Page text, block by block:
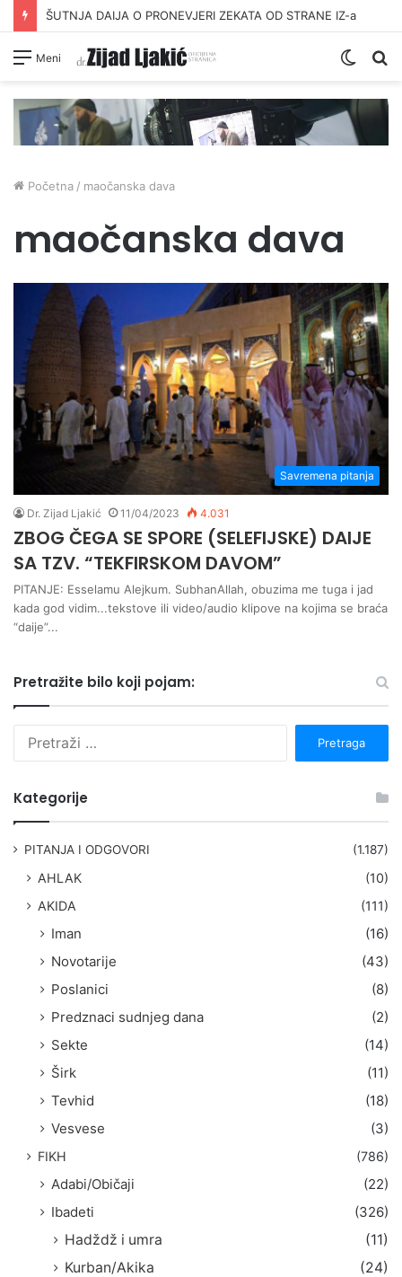
ŠUTNJA DAIJA O PRONEVJERI ZEKATA OD STRANE IZ-a
Meni
Switch
Početna / maočanska dava
maočanska dava
Savremena pitanja
Dr. Zijad Ljakić 11/04/2023 4.031
ZBOG ČEGA SE SPORE (SELEFIJSKE) DAIJE
SA TZV. “TEKFIRSKOM DAVOM”
PITANJE: Esselamu Alejkum. SubhanAllah, obuzima me tuga i jad
kada god vidim...tekstove ili video/audio klipove na kojima se braća
“daije”...
Pretražite bilo koji pojam:
Kategorije
PITANJA I ODGOVORI (1.187)
AHLAK
(10)
AKIDA
(111)
Iman
(16)
Novotarije
(43)
Poslanici
(8)
Predznaci sudnjeg dana
(2)
Sekte
(14)
Širk
(11)
Tevhid
(18)
Vesvese
(3)
FIKH (786)
Adabi/Običaji
(22)
Ibadeti
(326)
Hadždž i umra
(11)
Kurban/Akika
(24)